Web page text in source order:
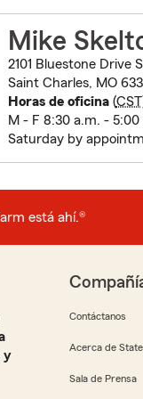
Mike
2101 Bluestone Drive
Saint Charles, MO
Horas de oficina(CST
M - F 8:30 a.m. - 5:00
Saturday by
está ahí.®
y
Contáctanos
Acerca de
Sala de Prensa